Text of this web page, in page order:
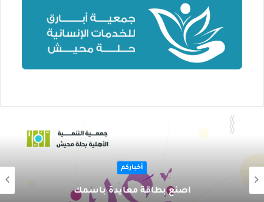
أخباركم
اصنع بطاقة معايدة باسمك